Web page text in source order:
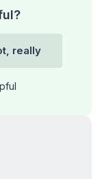
really